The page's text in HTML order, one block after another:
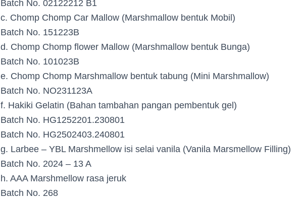
Batch No. 02122212 B1
c. Chomp Chomp Car Mallow (Marshmallow bentuk Mobil)
Batch No. 151223B
d. Chomp Chomp flower Mallow (Marshmallow bentuk Bunga)
Batch No. 101023B
e. Chomp Chomp Marshmallow bentuk tabung (Mini Marshmallow)
Batch No. NO231123A
f. Hakiki Gelatin (Bahan tambahan pangan pembentuk gel)
Batch No. HG1252201.230801
Batch No. HG2502403.240801
g. Larbee – YBL Marshmellow isi selai vanila (Vanila Marsmellow Filling)
Batch No. 2024 – 13 A
h. AAA Marshmellow rasa jeruk
Batch No. 268